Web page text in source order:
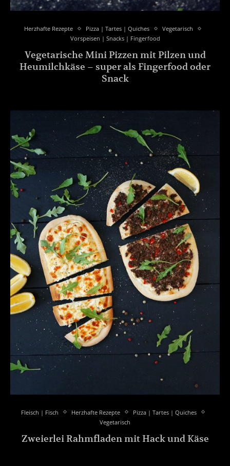
Herzhafte Rezepte Pizza | Tartes | Quiches
Vegetarisch
Vorspeisen | Snacks | Fingerfood
Vegetarische Mini Pizzen mit Pilzen und
Heumilchkäse – super als Fingerfood oder
Snack
Fleisch | Fisch Herzhafte Rezepte
Pizza | Tartes | Quiches
Vegetarisch
Zweierlei Rahmfladen mit Hack und Käse